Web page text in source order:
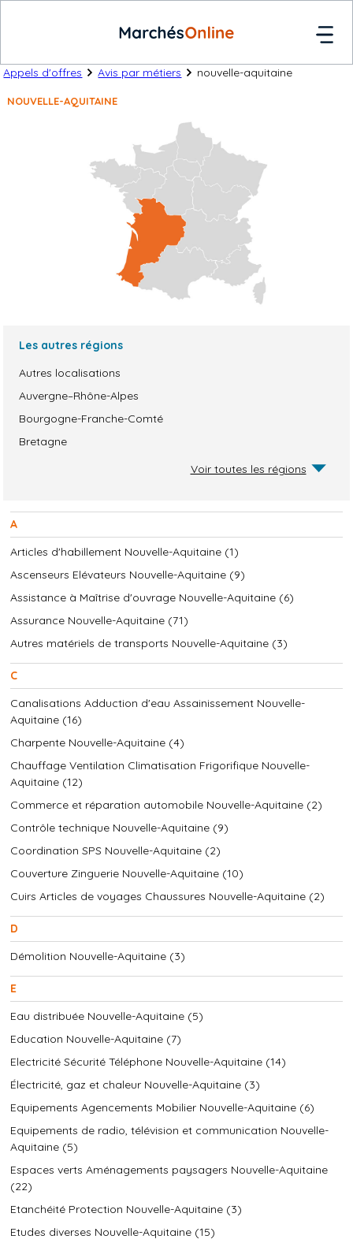
Appels d'offres Avis par métiers nouvelle-aquitaine
NOUVELLE-AQUITAINE
Les autres régions
Autres localisations
Auvergne–Rhône-Alpes
Bourgogne-Franche-Comté
Bretagne
Voir toutes les régions
A
Articles d'habillement Nouvelle-Aquitaine (1)
Ascenseurs Elévateurs Nouvelle-Aquitaine (9)
Assistance à Maîtrise d'ouvrage Nouvelle-Aquitaine (6)
Assurance Nouvelle-Aquitaine (71)
Autres matériels de transports Nouvelle-Aquitaine (3)
C
Canalisations Adduction d'eau Assainissement Nouvelle-
Aquitaine (16)
Charpente Nouvelle-Aquitaine (4)
Chauffage Ventilation Climatisation Frigorifique Nouvelle-
Aquitaine (12)
Commerce et réparation automobile Nouvelle-Aquitaine (2)
Contrôle technique Nouvelle-Aquitaine (9)
Coordination SPS Nouvelle-Aquitaine (2)
Couverture Zinguerie Nouvelle-Aquitaine (10)
Cuirs Articles de voyages Chaussures Nouvelle-Aquitaine (2)
D
Démolition Nouvelle-Aquitaine (3)
E
Eau distribuée Nouvelle-Aquitaine (5)
Education Nouvelle-Aquitaine (7)
Electricité Sécurité Téléphone Nouvelle-Aquitaine (14)
Électricité, gaz et chaleur Nouvelle-Aquitaine (3)
Equipements Agencements Mobilier Nouvelle-Aquitaine (6)
Equipements de radio, télévision et communication Nouvelle-
Aquitaine (5)
Espaces verts Aménagements paysagers Nouvelle-Aquitaine
(22)
Etanchéité Protection Nouvelle-Aquitaine (3)
Etudes diverses Nouvelle-Aquitaine (15)